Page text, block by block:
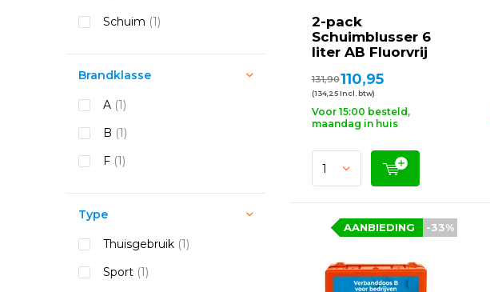
2-pack
Schuimblusser 6
liter AB Fluorvrij
131,90110,95
(134,25 Incl. btw)
Voor 15:00 besteld,
maandag in huis
-33%
AANBIEDING
Schuim (1)
Brandklasse
A (1)
B (1)
F (1)
Type
Thuisgebruik (1)
Sport (1)